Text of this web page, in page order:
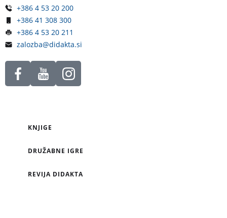
+386 4 53 20 200
+386 41 308 300
+386 4 53 20 211
zalozba@didakta.si
KNJIGE
DRUŽABNE IGRE
REVIJA DIDAKTA